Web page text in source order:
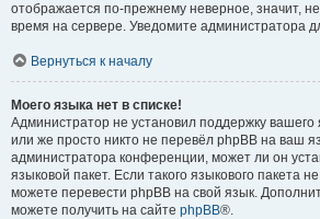
отображается по-прежнему неверное, значит,
время на сервере. Уведомите администратора
Вернуться к началу
Моего языка нет в списке!
Администратор не установил поддержку
или же просто никто не перевёл phpBB на ваш
администратора конференции, может ли он
языковой пакет. Если такого языкового пакета
можете перевести phpBB на свой язык.
можете получить на сайте phpBB®.